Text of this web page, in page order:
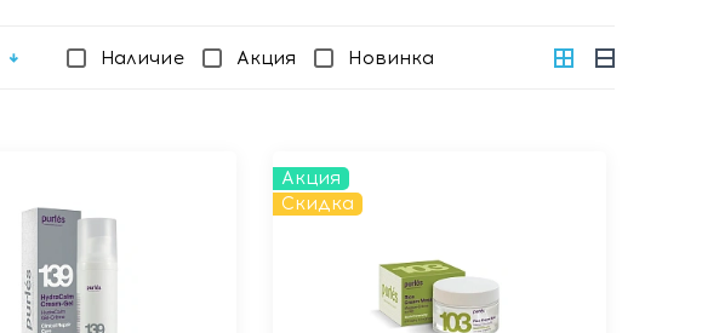
Наличие Акция Новинка
Акция
Скидка